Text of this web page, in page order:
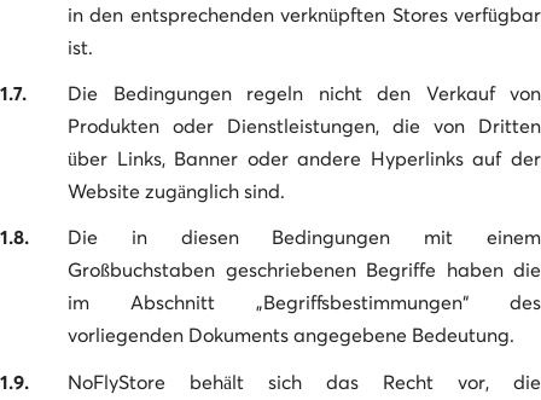
in den entsprechenden verknüpften Stores verfügbar
ist.
1.7.
Die Bedingungen regeln nicht den Verkauf von
Produkten oder Dienstleistungen, die von Dritten
über Links, Banner oder andere Hyperlinks auf der
Website zugänglich sind.
1.8.
Die in diesen Bedingungen mit einem
Großbuchstaben geschriebenen Begriffe haben die
im Abschnitt „Begriffsbestimmungen“ des
vorliegenden Dokuments angegebene Bedeutung.
1.9.
NoFlyStore behält sich das Recht vor, die